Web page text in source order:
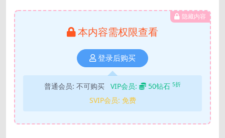
隐藏内容
本内容需权限查看
登录后购买
普通会员: 不可购买 VIP会员: 50钻石 5折
SVIP会员: 免费